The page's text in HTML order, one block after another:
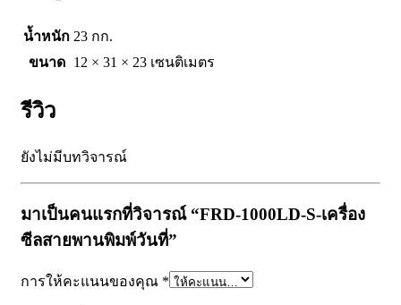
น้ำหนัก 23 กก.
ขนาด
12 × 31 × 23 เซนติเมตร
รีวิว
ยังไม่มีบทวิจารณ์
มาเป็นคนแรกที่วิจารณ์ “FRD-1000LD-S-เครื่อง
ซีลสายพานพิมพ์วันที่”
การให้คะแนนของคุณ *